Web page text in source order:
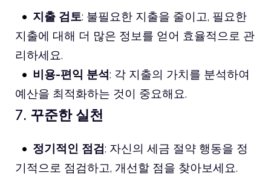
지출 검토: 불필요한 지출을 줄이고, 필요한
지출에 대해 더 많은 정보를 얻어 효율적으로 관
리하세요.
비용-편익 분석: 각 지출의 가치를 분석하여
예산을 최적화하는 것이 중요해요.
7. 꾸준한 실천
정기적인 점검: 자신의 세금 절약 행동을 정
기적으로 점검하고, 개선할 점을 찾아보세요.